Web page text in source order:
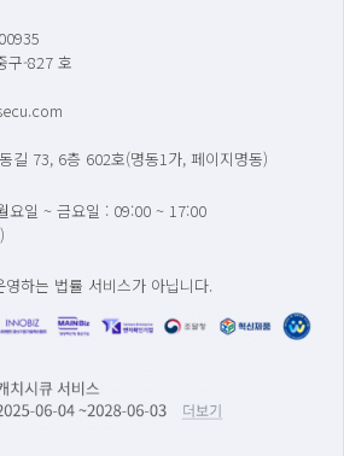
구-827 호
길 73, 6층 602호(명동1가, 페이지명동)
일 ~ 금요일 : 09:00 ~ 17:00
하는 법률 서비스가 아닙니다.